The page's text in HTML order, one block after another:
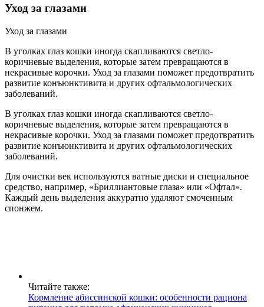
Уход за глазами
Уход за глазами
В уголках глаз кошки иногда скапливаются светло-
коричневые выделения, которые затем превращаются в
некрасивые корочки. Уход за глазами поможет предотвратить
развитие конъюнктивита и других офтальмологических
заболеваний.
В уголках глаз кошки иногда скапливаются светло-
коричневые выделения, которые затем превращаются в
некрасивые корочки. Уход за глазами поможет предотвратить
развитие конъюнктивита и других офтальмологических
заболеваний.
Для очистки век используются ватные диски и специальное
средство, например, «Бриллиантовые глаза» или «Офтал».
Каждый день выделения аккуратно удаляют смоченным
спонжем.
Читайте также:
Кормление абиссинской кошки: особенности рациона